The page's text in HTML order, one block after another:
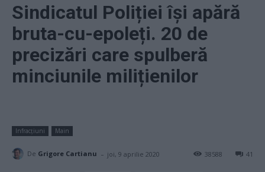
Sindicatul Poliției își apără
bruta-cu-epoleți. 20 de
precizări care spulberă
minciunile milițienilor
Infracțiuni Main
De Grigore Cartianu - joi, 9 aprilie 2020 41
38588